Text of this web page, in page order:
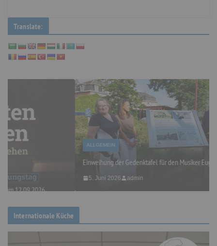
Translate:
Einweihung der Gedenktafel für den Musiker Eugen Reiche
5. Juni 2026
Internationale Küche